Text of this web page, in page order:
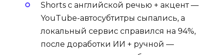
Shorts c английской речью + акцент —
YouTube-автосубтитры сыпались, а
локальный сервис справился на 94%,
после доработки ИИ + ручной —